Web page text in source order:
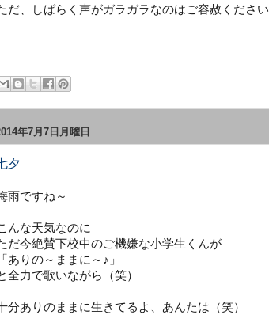
だ、しばらく声がガラガラなのはご容赦ください
年7月7日月曜日
夕
雨ですね～
んな天気なのに
だ今絶賛下校中のご機嫌な小学生くんが
「ありの～ままに～♪」
全力で歌いながら（笑）
分ありのままに生きてるよ、あんたは（笑）